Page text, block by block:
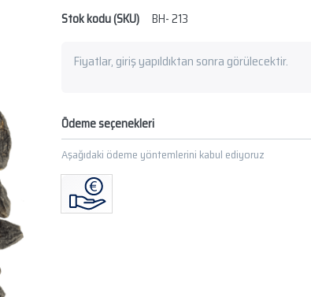
Stok kodu (SKU)
BH- 213
Fiyatlar, giriş yapıldıktan sonra görülecektir.
Ödeme seçenekleri
Aşağıdaki ödeme yöntemlerini kabul ediyoruz